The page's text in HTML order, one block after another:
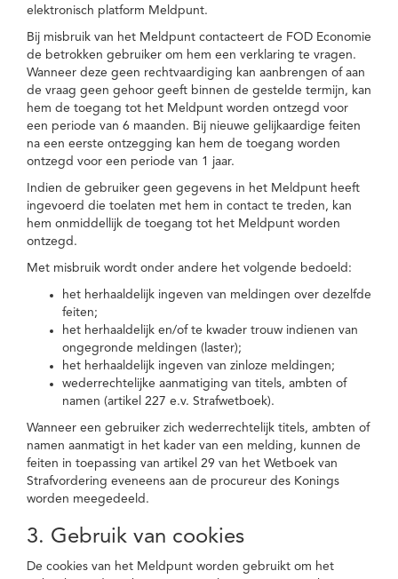
elektronisch platform Meldpunt.
Bij misbruik van het Meldpunt contacteert de FOD Economie
de betrokken gebruiker om hem een verklaring te vragen.
Wanneer deze geen rechtvaardiging kan aanbrengen of aan
de vraag geen gehoor geeft binnen de gestelde termijn, kan
hem de toegang tot het Meldpunt worden ontzegd voor
een periode van 6 maanden. Bij nieuwe gelijkaardige feiten
na een eerste ontzegging kan hem de toegang worden
ontzegd voor een periode van 1 jaar.
Indien de gebruiker geen gegevens in het Meldpunt heeft
ingevoerd die toelaten met hem in contact te treden, kan
hem onmiddellijk de toegang tot het Meldpunt worden
ontzegd.
Met misbruik wordt onder andere het volgende bedoeld:
het herhaaldelijk ingeven van meldingen over dezelfde
feiten;
het herhaaldelijk en/of te kwader trouw indienen van
ongegronde meldingen (laster);
het herhaaldelijk ingeven van zinloze meldingen;
wederrechtelijke aanmatiging van titels, ambten of
namen (artikel 227 e.v. Strafwetboek).
Wanneer een gebruiker zich wederrechtelijk titels, ambten of
namen aanmatigt in het kader van een melding, kunnen de
feiten in toepassing van artikel 29 van het Wetboek van
Strafvordering eveneens aan de procureur des Konings
worden meegedeeld.
3. Gebruik van cookies
De cookies van het Meldpunt worden gebruikt om het